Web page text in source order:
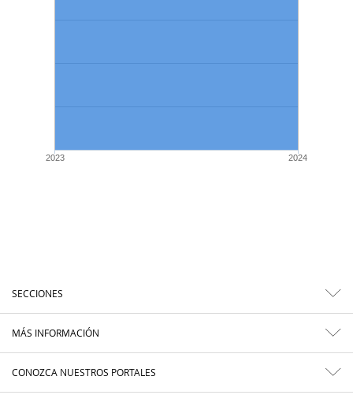
2023 2024
SECCIONES
MÁS INFORMACIÓN
CONOZCA NUESTROS PORTALES